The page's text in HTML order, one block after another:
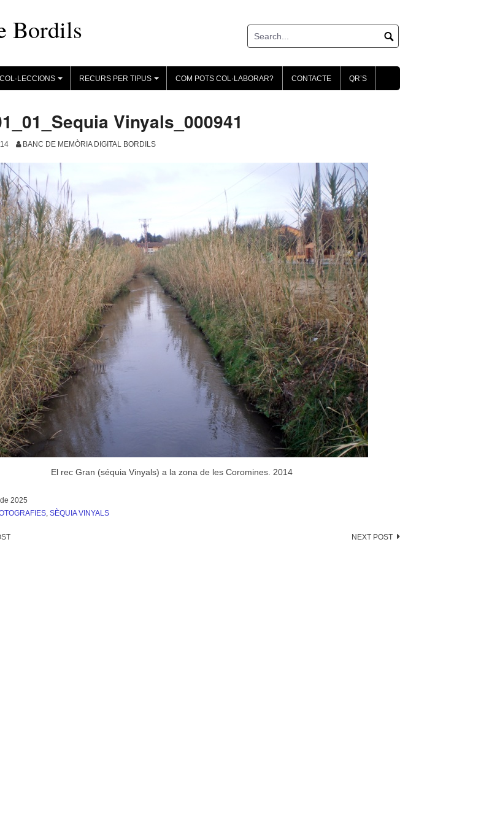
Bordils
+
COL·LECCIONS
+
RECURS PER TIPUS COM POTS COL·LABORAR? CONTACTE QR’S
Vinyals_000941
BANC DE MEMÒRIA DIGITAL BORDILS
El rec Gran (séquia Vinyals) a la zona de les Coromines. 2014
2025
, SÈQUIA VINYALS
NEXT POST